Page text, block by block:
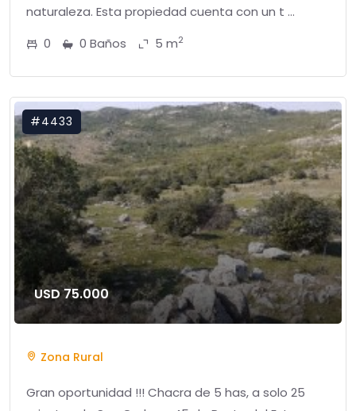
naturaleza. Esta propiedad cuenta con un t ...
0
0 Baños 5 m2
#4433
USD 75.000
Zona Rural
Gran oportunidad !!! Chacra de 5 has, a solo 25